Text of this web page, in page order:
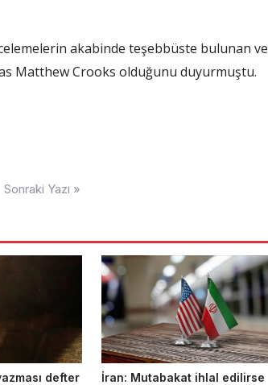
akabinde teşebbüste bulunan ve
Matthew Crooks olduğunu duyurmuştu.
Sonraki Yazı »
defter
İran: Mutabakat ihlal edilirse